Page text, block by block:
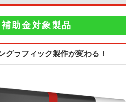
助金対象製品
グラフィック製作が変わる！